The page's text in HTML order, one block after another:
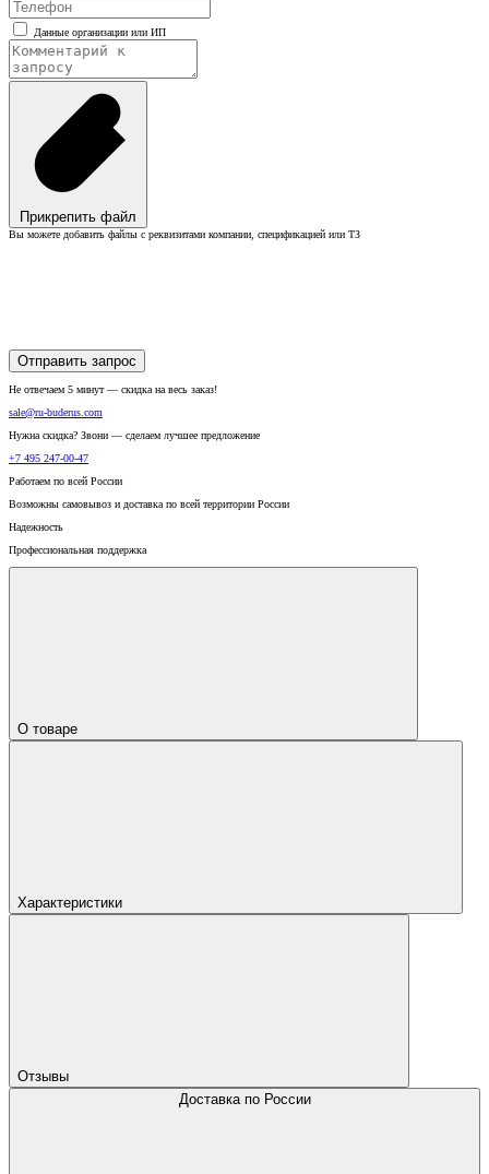
Данные организации или ИП
Прикрепить файл
Вы можете добавить файлы с реквизитами компании, спецификацией или ТЗ
Отправить запрос
Не отвечаем 5 минут — скидка на весь заказ!
sale@ru-buderus.com
Нужна скидка? Звони — сделаем лучшее предложение
+7 495 247-00-47
Работаем по всей России
Возможны самовывоз и доставка по всей территории России
Надежность
Профессиональная поддержка
О товаре
Характеристики
Отзывы
Доставка по России